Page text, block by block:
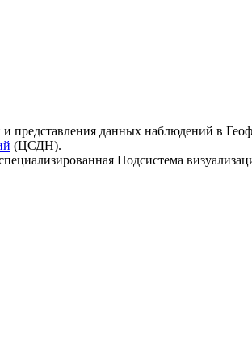
данных наблюдений в
(ЦСДН).
Подсистема